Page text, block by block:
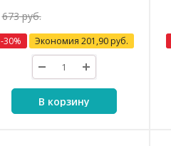
673руб.
-30% Экономия 201,90руб.
В корзину